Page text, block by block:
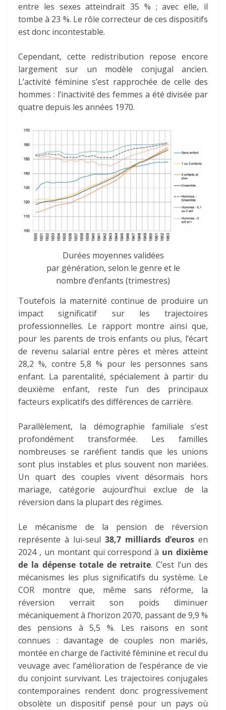
entre les sexes atteindrait35 % ; avec elle, il
tombe à 23 %. Le rôle correcteur de ces dispositifs
est donc incontestable.
Cependant, cette redistribution repose encore
largement sur un modèle conjugal ancien.
L’activité féminine s’est rapprochée de celle des
hommes : l’inactivité des femmes a étédivisée par
quatre depuis les années 1970.
Durées moyennes validées
par génération, selon le genre et le
nombre d’enfants (trimestres)
Toutefois la maternité continue de produire un
impact significatif sur les trajectoires
professionnelles. Le rapport montre ainsi que,
pour les parents de trois enfants ou plus, l’écart
de revenu salarial entre pères et mères atteint
28,2 %, contre5,8 % pour les personnes sans
enfant. La parentalité, spécialement à partir du
deuxième enfant, reste l’un des principaux
facteurs explicatifs des différences de carrière.
Parallèlement, la démographie familiale s’est
profondément transformée. Les familles
nombreuses se raréfient tandis que les unions
sont plus instables et plus souvent non mariées.
Un quart des couples vivent désormais hors
mariage, catégorie aujourd’hui exclue de la
réversion dans la plupart des régimes.
Le mécanisme de la pension de réversion
représente à lui-seul 38,7 milliards d’euros en
2024 , un montant qui correspond à un dixième
de la dépense totale de retraite. C’est l’un des
mécanismes les plus significatifs du système. Le
COR montre que, même sans réforme, la
réversion verrait son poids diminuer
mécaniquement à l’horizon 2070, passant de 9,9 %
des pensions à5,5 %. Les raisons en sont
connues : davantage de couples non mariés,
montée en charge de l’activité féminine et recul du
veuvage avec l’amélioration de l’espérance de vie
du conjoint survivant. Les trajectoires conjugales
contemporaines rendent donc progressivement
obsolète un dispositif pensé pour un pays où